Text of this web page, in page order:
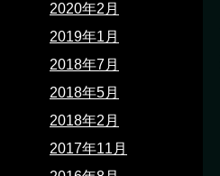
2020年2月
2019年1月
2018年7月
2018年5月
2018年2月
2017年11月